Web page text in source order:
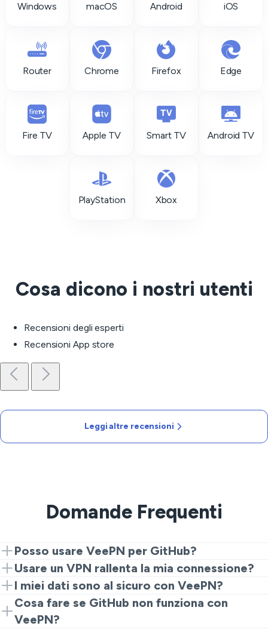
Windows macOS Android iOS
Router Chrome Firefox Edge
Fire TV Apple TV Smart TV Android TV
PlayStation Xbox
Cosa dicono i nostri utenti
Recensioni degli esperti
Recensioni App store
Leggi altre recensioni
Domande Frequenti
Posso usare VeePN per GitHub?
Assolutamente! Connettiti a VeePN per proteggere la
tua connessione e accedere a GitHub senza problemi
Usare un VPN rallenta la mia connessione?
Mentre alcuni VPN possono rallentarti, VeePN è
ottimizzato per alte performance, garantendo accesso
I miei dati sono al sicuro con VeePN?
Sì, VeePN utilizza protocolli di crittografia robusti per
mantenere i tuoi dati al sicuro da hacker e altre
Cosa fare se GitHub non funziona con
VeePN?